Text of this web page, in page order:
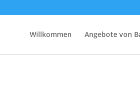
Willkommen Angebote von